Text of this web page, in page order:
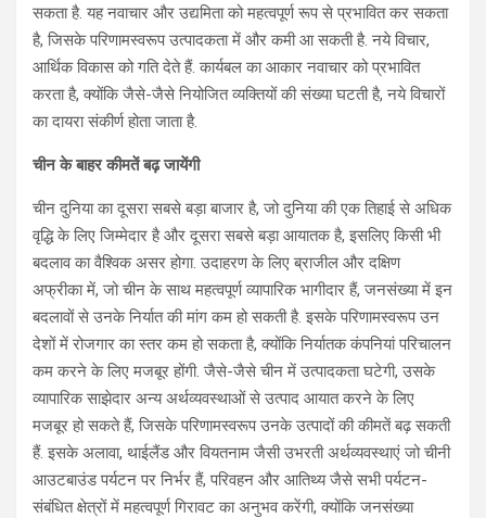
सकता है. यह नवाचार और उद्यमिता को महत्वपूर्ण रूप से प्रभावित कर सकता
है, जिसके परिणामस्वरूप उत्पादकता में और कमी आ सकती है. नये विचार,
आर्थिक विकास को गति देते हैं. कार्यबल का आकार नवाचार को प्रभावित
करता है, क्योंकि जैसे-जैसे नियोजित व्यक्तियों की संख्या घटती है, नये विचारों
का दायरा संकीर्ण होता जाता है.
चीन के बाहर कीमतें बढ़ जायेंगी
चीन दुनिया का दूसरा सबसे बड़ा बाजार है, जो दुनिया की एक तिहाई से अधिक
वृद्धि के लिए जिम्मेदार है और दूसरा सबसे बड़ा आयातक है, इसलिए किसी भी
बदलाव का वैश्विक असर होगा. उदाहरण के लिए ब्राजील और दक्षिण
अफ्रीका में, जो चीन के साथ महत्वपूर्ण व्यापारिक भागीदार हैं, जनसंख्या में इन
बदलावों से उनके निर्यात की मांग कम हो सकती है. इसके परिणामस्वरूप उन
देशों में रोजगार का स्तर कम हो सकता है, क्योंकि निर्यातक कंपनियां परिचालन
कम करने के लिए मजबूर होंगी. जैसे-जैसे चीन में उत्पादकता घटेगी, उसके
व्यापारिक साझेदार अन्य अर्थव्यवस्थाओं से उत्पाद आयात करने के लिए
मजबूर हो सकते हैं, जिसके परिणामस्वरूप उनके उत्पादों की कीमतें बढ़ सकती
हैं. इसके अलावा, थाईलैंड और वियतनाम जैसी उभरती अर्थव्यवस्थाएं जो चीनी
आउटबाउंड पर्यटन पर निर्भर हैं, परिवहन और आतिथ्य जैसे सभी पर्यटन-
संबंधित क्षेत्रों में महत्वपूर्ण गिरावट का अनुभव करेंगी, क्योंकि जनसंख्या